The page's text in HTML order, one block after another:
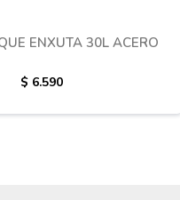
ENXUTA 30L ACERO
$ 6.590